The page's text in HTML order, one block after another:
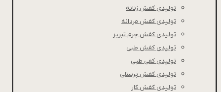
تولیدی کفش زنانه
تولیدی کفش مردانه
تولیدی کفش چرم تبریز
تولیدی کفش طبی
تولیدی کفی طبی
تولیدی کفش پرسنلی
تولیدی کفش کار